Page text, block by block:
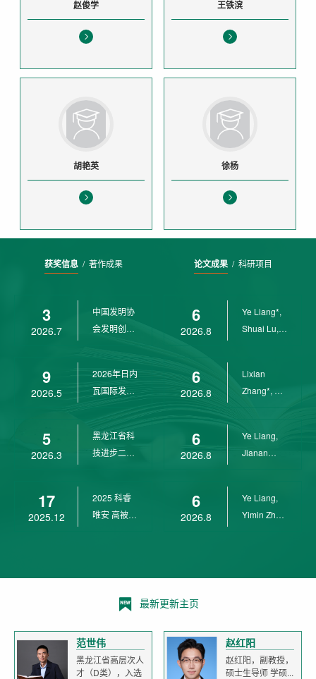
赵俊学 王铁滨
胡艳英 徐杨
获奖信息/ 著作成果
3
2026.7
中国发明协
会发明创业
9
2026.5
2026年日内
瓦国际发明
5
2026.3
黑龙江省科
技进步二等
17
2025.12
2025 科睿
唯安 高被引
论文成果/ 科研项目
6
2026.8
Ye Liang*,
Shuai Lu,
6
2026.8
Lixian
Zhang*, Ye
6
2026.8
Ye Liang,
Jianan
6
2026.8
Ye Liang,
Yimin Zhu,
最新更新主页
范世伟
黑龙江省高层次人
才（D类），入选
赵红阳
赵红阳，副教授，
硕士生导师 学硕...